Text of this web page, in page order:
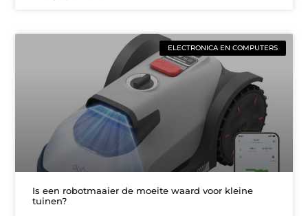
ELECTRONICA EN COMPUTERS
Is een robotmaaier de moeite waard voor kleine
tuinen?